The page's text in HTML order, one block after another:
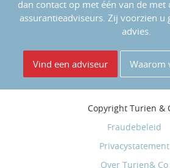
dan contact op met één van de met
assurantieadviseurs. Zij voorzien u
advies.
Vind een adviseur Waarom
Copyright Turien &
Fraudebeleid
Privacystatement
Over Turien& Co